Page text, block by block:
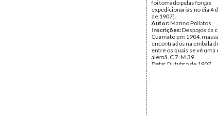
foi tomado pelas forças
expedicionárias no dia 4
de 1907].
Autor:Marino Pollatos
Inscrições:Despojos da
Cuamato em 1904,
encontrados na embála
entre os quais se vê uma
alemã. C 7. M.39.
Data: Outubro de 1907